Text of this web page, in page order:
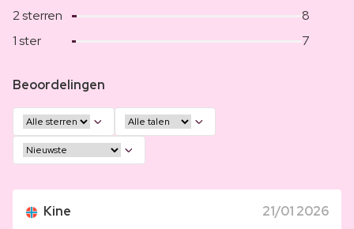
2 sterren
8
1 ster
7
Beoordelingen
Kine 21/01 2026